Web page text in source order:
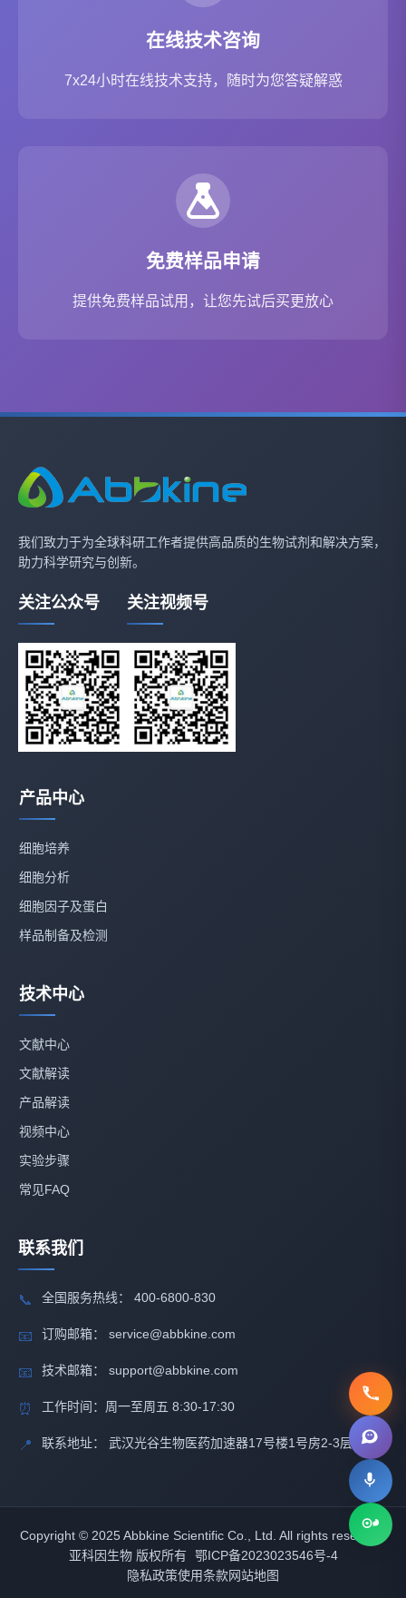
在线技术咨询
7x24小时在线技术支持，随时为您答疑解惑
免费样品申请
提供免费样品试用，让您先试后买更放心
我们致力于为全球科研工作者提供高品质的生物试剂和解决方案，
助力科学研究与创新。
关注公众号 关注视频号
产品中心
细胞培养
细胞分析
细胞因子及蛋白
样品制备及检测
技术中心
文献中心
文献解读
产品解读
视频中心
实验步骤
常见FAQ
联系我们
📞 全国服务热线： 400-6800-830
📧 订购邮箱： service@abbkine.com
📧 技术邮箱： support@abbkine.com
⏰ 工作时间：周一至周五 8:30-17:30
📍 联系地址： 武汉光谷生物医药加速器17号楼1号房2-3层
Copyright © 2025 Abbkine Scientific Co., Ltd. All rights reserved.
亚科因生物 版权所有 鄂ICP备2023023546号-4
隐私政策使用条款网站地图